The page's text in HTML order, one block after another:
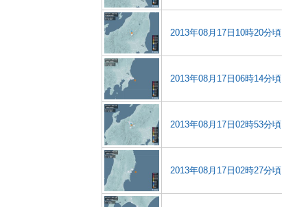
2013年08月17日10時20分頃
2013年08月17日06時14分頃
2013年08月17日02時53分頃
2013年08月17日02時27分頃